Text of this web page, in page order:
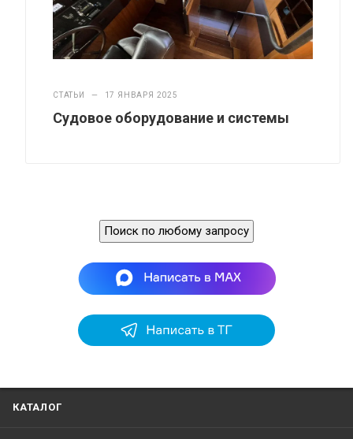
СТАТЬИ — 17 ЯНВАРЯ 2025
Судовое оборудование и системы
Поиск по любому запросу
КАТАЛОГ